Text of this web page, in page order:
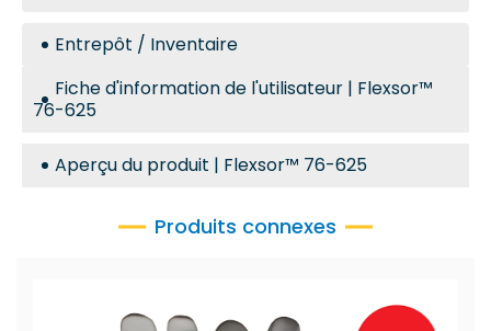
Entrepôt / Inventaire
Fiche d'information de l'utilisateur | Flexsor™
76-625
Aperçu du produit | Flexsor™ 76-625
Produits connexes